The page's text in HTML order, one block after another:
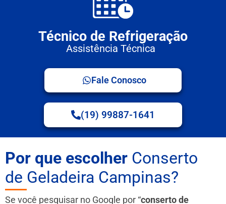
Técnico de Refrigeração
Assistência Técnica
Fale Conosco
(19) 99887-1641
Por que escolher Conserto
de Geladeira Campinas?
Se você pesquisar no Google por “conserto de